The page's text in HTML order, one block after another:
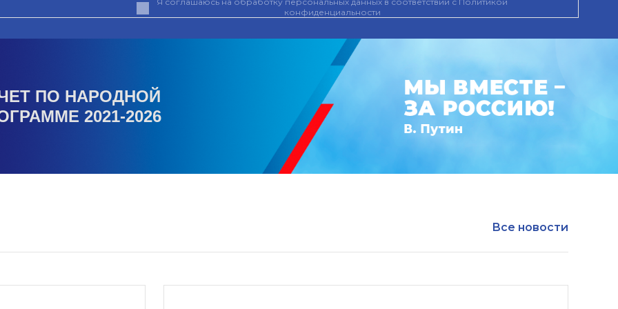
конфиденциальности
ПО НАРОДНОЙ
2021-2026
Все новости